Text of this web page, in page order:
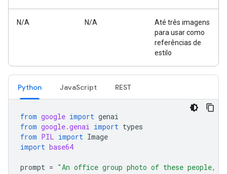
N/A N/A
Até três imagens
para usar como
referências de
estilo
Python JavaScript REST
from google import genai
from google.genai import types
from PIL import Image
import base64
prompt = "An office group photo of these people,